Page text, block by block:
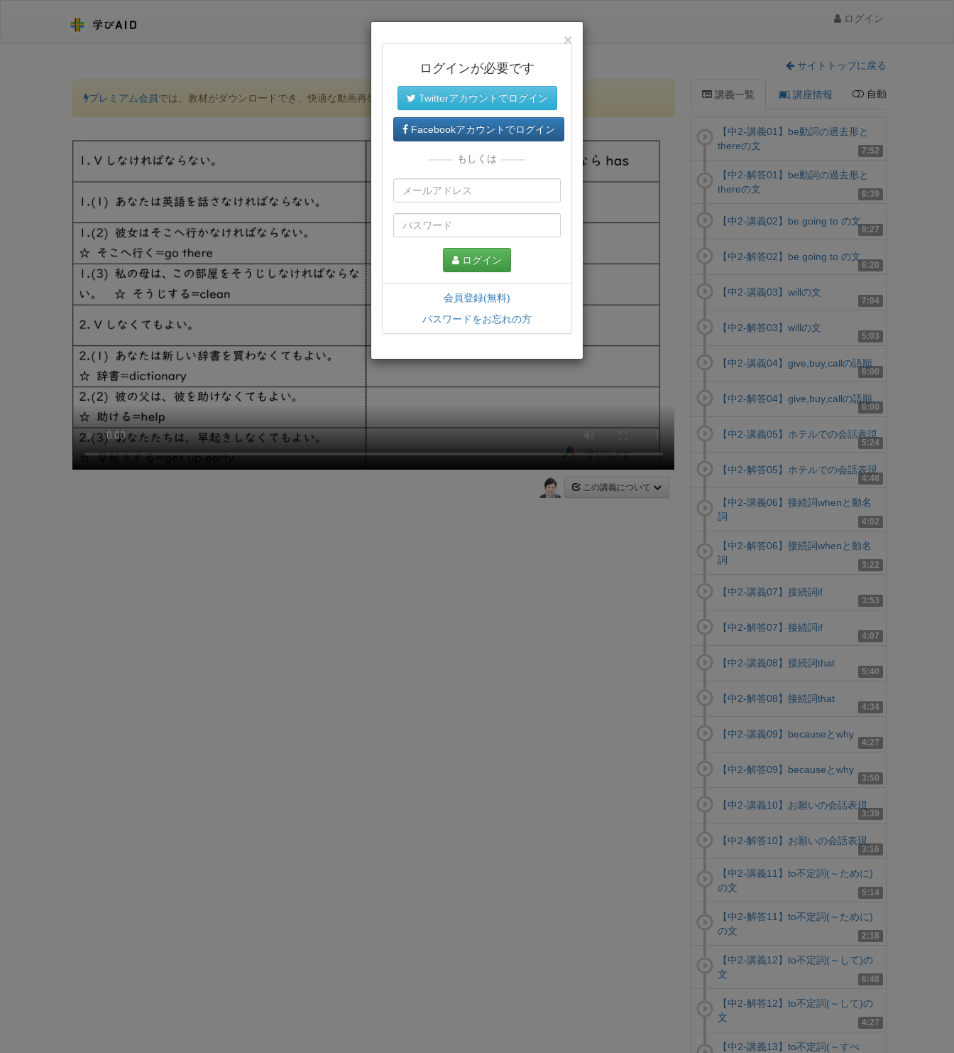
ログイン
サイトトップに戻る
プレミアム会員では、教材がダウンロードでき、快適な動画再生環境が提供されます。
この講義について
講義一覧 講座情報 自動
7:52
【中2-講義01】be動詞の過去形と
thereの文
6:39
【中2-解答01】be動詞の過去形と
thereの文
8:27
【中2-講義02】be going to の文
6:20
【中2-解答02】be going to の文
7:04
【中2-講義03】willの文
5:03
【中2-解答03】willの文
6:00
【中2-講義04】give,buy,callの語順
6:00
【中2-解答04】give,buy,callの語順
5:24
【中2-講義05】ホテルでの会話表現
4:48
【中2-解答05】ホテルでの会話表現
4:02
【中2-講義06】接続詞whenと動名
詞
3:22
【中2-解答06】接続詞whenと動名
詞
3:53
【中2-講義07】接続詞if
4:07
【中2-解答07】接続詞if
5:40
【中2-講義08】接続詞that
4:34
【中2-解答08】接続詞that
4:27
【中2-講義09】becauseとwhy
3:50
【中2-解答09】becauseとwhy
3:39
【中2-講義10】お願いの会話表現
3:16
【中2-解答10】お願いの会話表現
5:14
【中2-講義11】to不定詞(～ために)
の文
2:18
【中2-解答11】to不定詞(～ために)
の文
6:48
【中2-講義12】to不定詞(～して)の
文
4:27
【中2-解答12】to不定詞(～して)の
文
【中2-講義13】to不定詞(～すべ
×
ログインが必要です
Twitterアカウントでログイン
Facebookアカウントでログイン
もしくは
ログイン
会員登録(無料)
パスワードをお忘れの方